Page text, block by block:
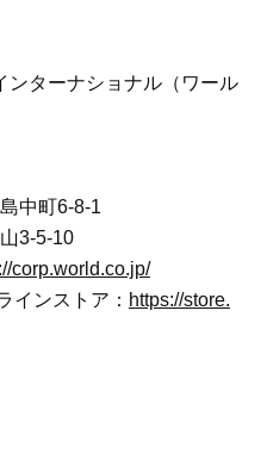
ンターナショナル（ワール
中町6-8-1
3-5-10
corp.world.co.jp/
インストア： https://store.